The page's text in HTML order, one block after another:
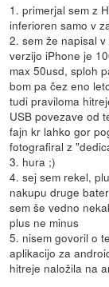
1. primerjal sem z
inferioren samo v
2. sem že napisal
verzijo iPhone je
max 50usd, sploh
bom pa čez eno
tudi praviloma
USB povezave od
fajn kr lahko gor
fotografiral z
3. hura ;)
4. sej sem rekel,
nakupu druge
sem še vedno
plus ne minus
5. nisem govoril o
aplikacijo za
hitreje naložila na